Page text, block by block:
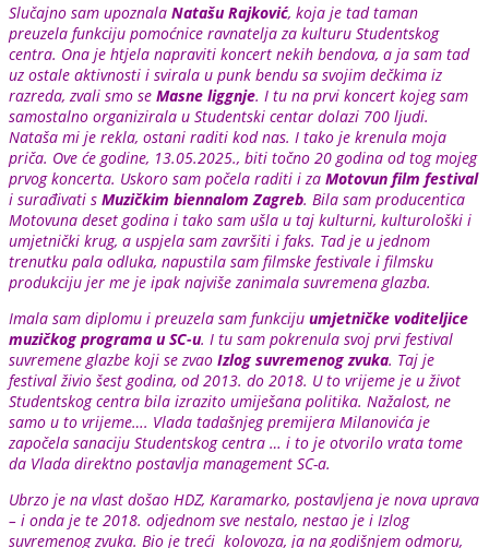
Slučajno sam upoznala Natašu Rajković, koja je tad taman
preuzela funkciju pomoćnice ravnatelja za kulturu Studentskog
centra. Ona je htjela napraviti koncert nekih bendova, a ja sam tad
uz ostale aktivnosti i svirala u punk bendu sa svojim dečkima iz
razreda, zvali smo se Masne liggnje. I tu na prvi koncert kojeg sam
samostalno organizirala u Studentski centar dolazi 700 ljudi.
Nataša mi je rekla, ostani raditi kod nas. I tako je krenula moja
priča. Ove će godine, 13.05.2025., biti točno 20 godina od tog mojeg
prvog koncerta. Uskoro sam počela raditi i za Motovun film festival
i surađivati s Muzičkim biennalom Zagreb. Bila sam producentica
Motovuna deset godina i tako sam ušla u taj kulturni, kulturološki i
umjetnički krug, a uspjela sam završiti i faks. Tad je u jednom
trenutku pala odluka, napustila sam filmske festivale i filmsku
produkciju jer me je ipak najviše zanimala suvremena glazba.
Imala sam diplomu i preuzela sam funkciju umjetničke voditeljice
muzičkog programa u SC-u. I tu sam pokrenula svoj prvi festival
suvremene glazbe koji se zvao Izlog suvremenog zvuka. Taj je
festival živio šest godina, od 2013. do 2018. U to vrijeme je u život
Studentskog centra bila izrazito umiješana politika. Nažalost, ne
samo u to vrijeme…. Vlada tadašnjeg premijera Milanovića je
započela sanaciju Studentskog centra … i to je otvorilo vrata tome
da Vlada direktno postavlja management SC-a.
Ubrzo je na vlast došao HDZ, Karamarko, postavljena je nova uprava
– i onda je te 2018. odjednom sve nestalo, nestao je i Izlog
suvremenog zvuka. Bio je treći kolovoza, ja na godišnjem odmoru,